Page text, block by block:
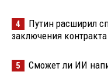
4
Путин расширил
заключения
5 Сможет ли ИИ